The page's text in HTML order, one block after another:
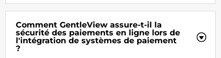
Comment GentleView assure-t-il la
sécurité des paiements en ligne lors de
l'intégration de systèmes de paiement
?